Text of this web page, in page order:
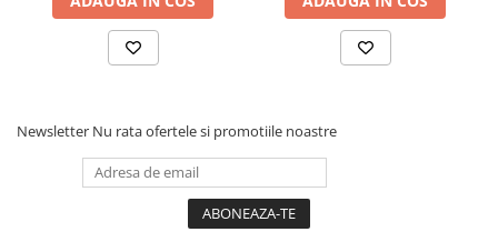
Newsletter Nu rata ofertele si promotiile noastre